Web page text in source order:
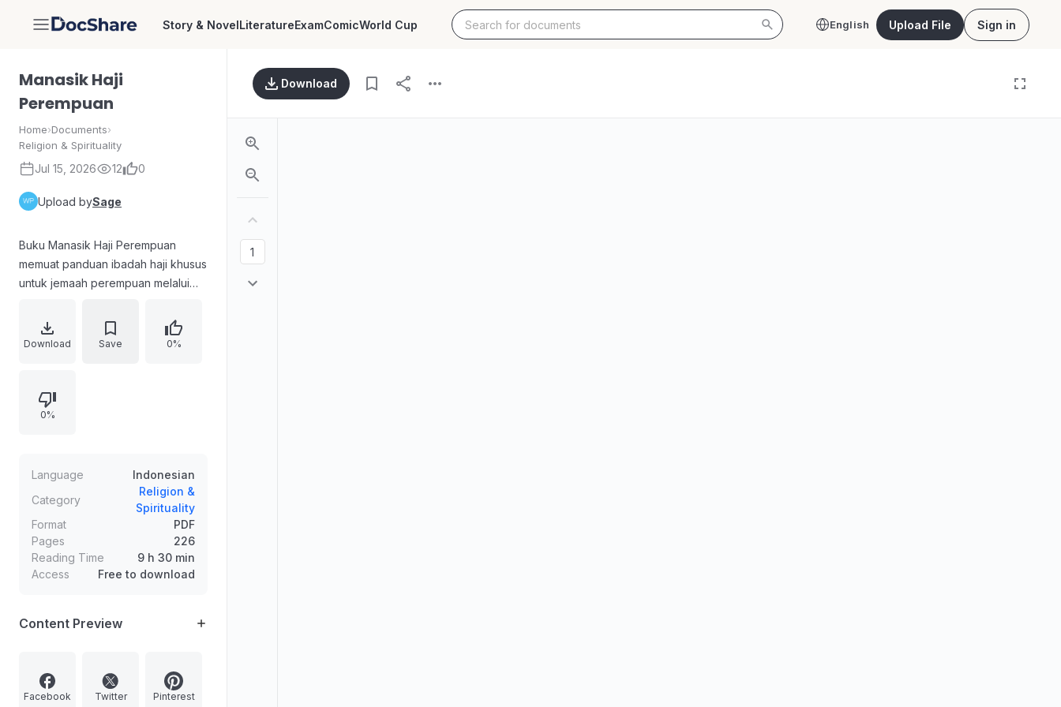
DocShare Story & NovelLiteratureExamComicWorld Cup English Upload File Sign in
Manasik Haji
Perempuan
Home›Documents›
Religion & Spirituality
Jul 15, 2026 12 0
Upload bySage
Buku Manasik Haji Perempuan
memuat panduan ibadah haji khusus
untuk jemaah perempuan melalui
perlindungan sesuai ketentuan
syariat Islam. Materi disajikan
pendekatan penjelasan
jurisprudensi analitik untuk
dasar-dasar hukum fikih terkait
Download Save 0%
0%
Language
Indonesian
Category
Religion &
Spirituality
Format
PDF
Pages
226
Reading Time
9 h 30 min
Access
Free to download
Content Preview
Facebook Twitter Pinterest
Download